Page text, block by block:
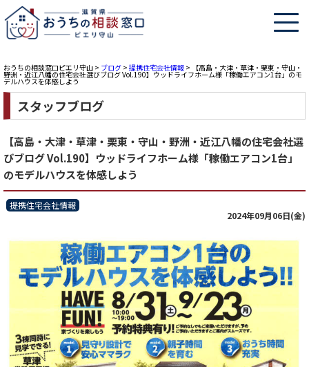
おうちの相談窓口ピエリ守山 > ブログ > 提携住宅会社情報 > 【高島・大津・草津・栗東・守山・
野洲・近江八幡の住宅会社選びブログ Vol.190】ウッドライフホーム様「稼働エアコン1台」のモ
デルハウスを体感しよう
スタッフブログ
【高島・大津・草津・栗東・守山・野洲・近江八幡の住宅会社選
びブログ Vol.190】ウッドライフホーム様「稼働エアコン1台」
のモデルハウスを体感しよう
提携住宅会社情報
2024年09月06日(金)